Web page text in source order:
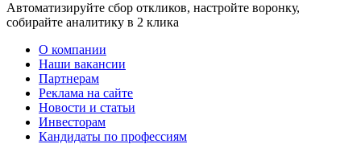
Автоматизируйте сбор откликов, настройте воронку,
собирайте аналитику в 2 клика
О компании
Наши вакансии
Партнерам
Реклама на сайте
Новости и статьи
Инвесторам
Кандидаты по профессиям